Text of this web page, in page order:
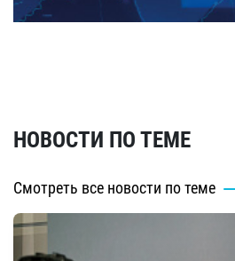
НОВОСТИ ПО ТЕМЕ
Смотреть все новости по теме